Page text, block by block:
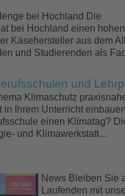
bei Hochland Die
bei Hochland einen hohen
Käsehersteller aus dem
und Studierenden als
und
Klimaschutz
in Ihrem Unterricht
einen Klimatag?
und Klimawerkstatt…
News Bleiben Sie
Laufenden mit